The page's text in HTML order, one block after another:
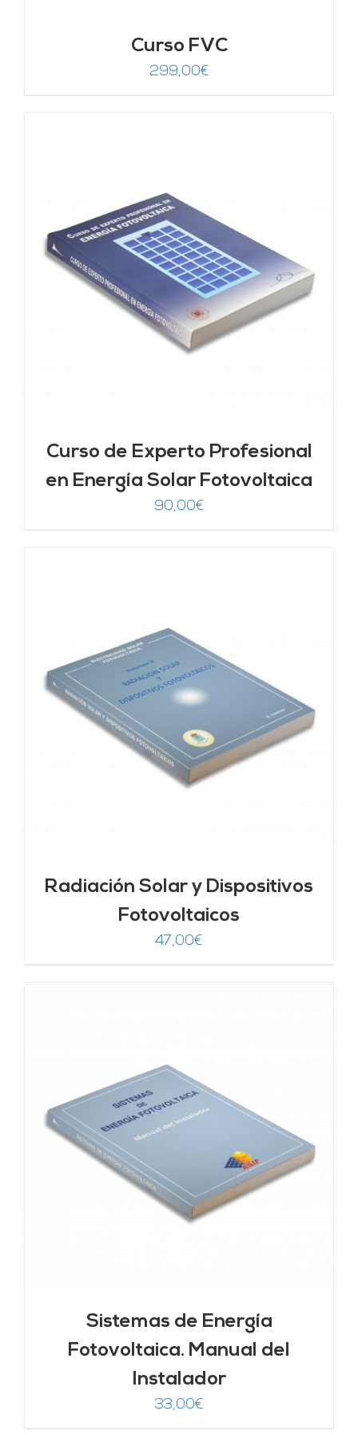
Curso FVC
299,00€
Curso de Experto Profesional
en Energía Solar Fotovoltaica
90,00€
Radiación Solar y Dispositivos
Fotovoltaicos
47,00€
Sistemas de Energía
Fotovoltaica. Manual del
Instalador
33,00€